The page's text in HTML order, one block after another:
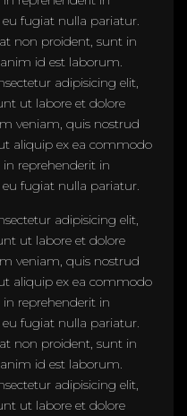
fugiat nulla pariatur.
non proident, sunt in
id est laborum.
adipisicing elit,
ut labore et dolore
veniam, quis nostrud
aliquip ex ea commodo
reprehenderit in
fugiat nulla pariatur.
adipisicing elit,
ut labore et dolore
veniam, quis nostrud
aliquip ex ea commodo
reprehenderit in
fugiat nulla pariatur.
non proident, sunt in
id est laborum.
adipisicing elit,
ut labore et dolore